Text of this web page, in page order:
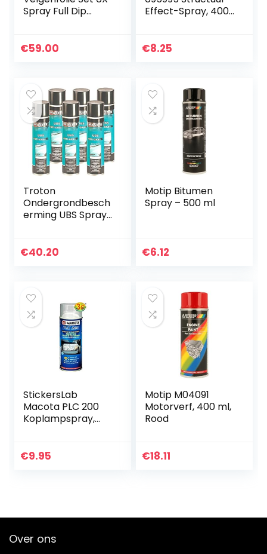
Spray Full Dip
€59.00
Effect-Spray, 400
€8.25
Troton
Ondergrondbesch
erming UBS Spray
slagbescherming
€40.20
Motip Bitumen
Spray – 500 ml
€6.12
StickersLab
Macota PLC 200
Koplampspray,
€9.95
Motip M04091
Motorverf, 400 ml,
Rood
€18.11
Over ons